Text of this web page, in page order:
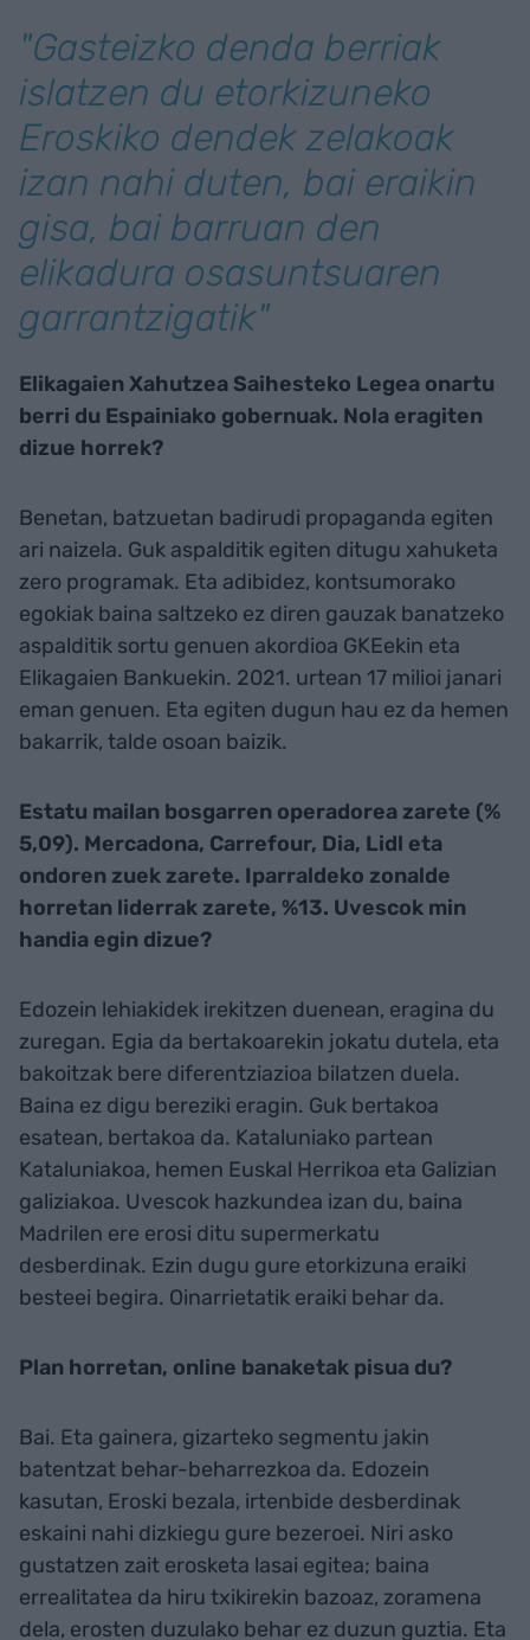
"Gasteizko denda berriak
islatzen du etorkizuneko
Eroskiko dendek zelakoak
izan nahi duten, bai eraikin
gisa, bai barruan den
elikadura osasuntsuaren
garrantzigatik"
Elikagaien Xahutzea Saihesteko Legea onartu
berri du Espainiako gobernuak. Nola eragiten
dizue horrek?
Benetan, batzuetan badirudi propaganda egiten
ari naizela. Guk aspalditik egiten ditugu xahuketa
zero programak. Eta adibidez, kontsumorako
egokiak baina saltzeko ez diren gauzak banatzeko
aspalditik sortu genuen akordioa GKEekin eta
Elikagaien Bankuekin. 2021. urtean 17 milioi janari
eman genuen. Eta egiten dugun hau ez da hemen
bakarrik, talde osoan baizik.
Estatu mailan bosgarren operadorea zarete (%
5,09). Mercadona, Carrefour, Dia, Lidl eta
ondoren zuek zarete. Iparraldeko zonalde
horretan liderrak zarete, %13. Uvescok min
handia egin dizue?
Edozein lehiakidek irekitzen duenean, eragina du
zuregan. Egia da bertakoarekin jokatu dutela, eta
bakoitzak bere diferentziazioa bilatzen duela.
Baina ez digu bereziki eragin. Guk bertakoa
esatean, bertakoa da. Kataluniako partean
Kataluniakoa, hemen Euskal Herrikoa eta Galizian
galiziakoa. Uvescok hazkundea izan du, baina
Madrilen ere erosi ditu supermerkatu
desberdinak. Ezin dugu gure etorkizuna eraiki
besteei begira. Oinarrietatik eraiki behar da.
Plan horretan, online banaketak pisua du?
Bai. Eta gainera, gizarteko segmentu jakin
batentzat behar-beharrezkoa da. Edozein
kasutan, Eroski bezala, irtenbide desberdinak
eskaini nahi dizkiegu gure bezeroei. Niri asko
gustatzen zait erosketa lasai egitea; baina
errealitatea da hiru txikirekin bazoaz, zoramena
dela, erosten duzulako behar ez duzun guztia. Eta